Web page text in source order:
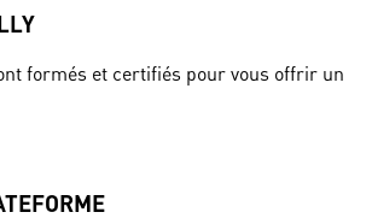
formés et certifiés pour vous offrir un